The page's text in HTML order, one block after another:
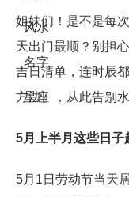
风水
名字
星座
姐妹们！是不是每
天出门最顺？别担
吉日清单，连时辰
方法」，从此告别
5月上半月这些日子
5月1日劳动节当天